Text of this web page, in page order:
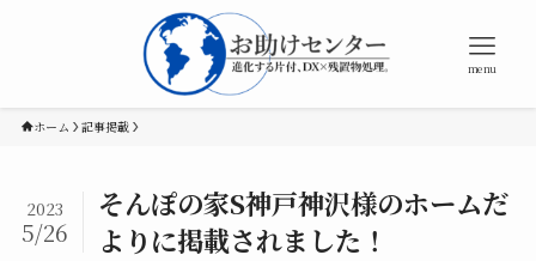
menu
ホーム 記事掲載
そんぽの家S神戸神沢様のホームだ
よりに掲載されました！
2023
5/26